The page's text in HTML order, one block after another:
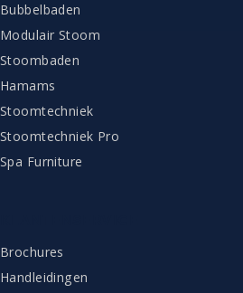
Bubbelbaden
Modulair Stoom
Stoombaden
Hamams
Stoomtechniek
Stoomtechniek Pro
Spa Furniture
Brochures
Handleidingen